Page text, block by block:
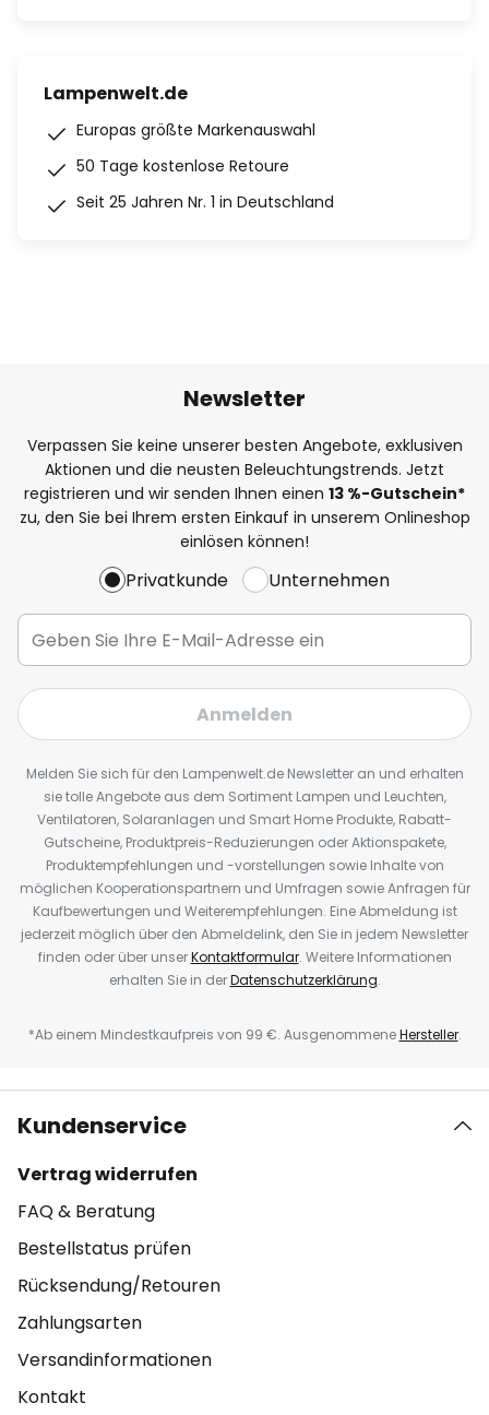
Lampenwelt.de
Europas größte Markenauswahl
50 Tage kostenlose Retoure
Seit 25 Jahren Nr. 1 in Deutschland
Newsletter
Verpassen Sie keine unserer besten Angebote, exklusiven
Aktionen und die neusten Beleuchtungstrends. Jetzt
registrieren und wir senden Ihnen einen 13 %-Gutschein*
zu, den Sie bei Ihrem ersten Einkauf in unserem Onlineshop
einlösen können!
Privatkunde Unternehmen
Anmelden
Melden Sie sich für den Lampenwelt.de Newsletter an und erhalten
sie tolle Angebote aus dem Sortiment Lampen und Leuchten,
Ventilatoren, Solaranlagen und Smart Home Produkte, Rabatt-
Gutscheine, Produktpreis-Reduzierungen oder Aktionspakete,
Produktempfehlungen und -vorstellungen sowie Inhalte von
möglichen Kooperationspartnern und Umfragen sowie Anfragen für
Kaufbewertungen und Weiterempfehlungen. Eine Abmeldung ist
jederzeit möglich über den Abmeldelink, den Sie in jedem Newsletter
finden oder über unserKontaktformular. Weitere Informationen
erhalten Sie in derDatenschutzerklärung.
*Ab einem Mindestkaufpreis von 99 €. AusgenommeneHersteller.
Kundenservice
Vertrag widerrufen
FAQ & Beratung
Bestellstatus prüfen
Rücksendung/Retouren
Zahlungsarten
Versandinformationen
Kontakt